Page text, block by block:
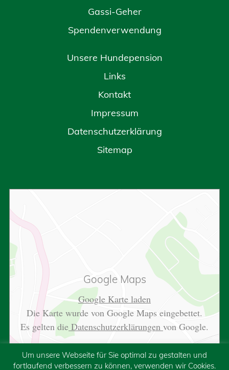
Gassi-Geher
Spendenverwendung
Unsere Hundepension
Links
Kontakt
Impressum
Datenschutzerklärung
Sitemap
Google Maps
Google Karte laden
Die Karte wurde von Google Maps eingebettet.
Es gelten die Datenschutzerklärungen von Google.
Um unsere Webseite für Sie optimal zu gestalten und
fortlaufend verbessern zu können, verwenden wir Cookies.